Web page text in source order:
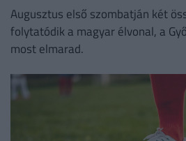
Augusztus első szombatján két
folytatódik a magyar élvonal, a
most elmarad.